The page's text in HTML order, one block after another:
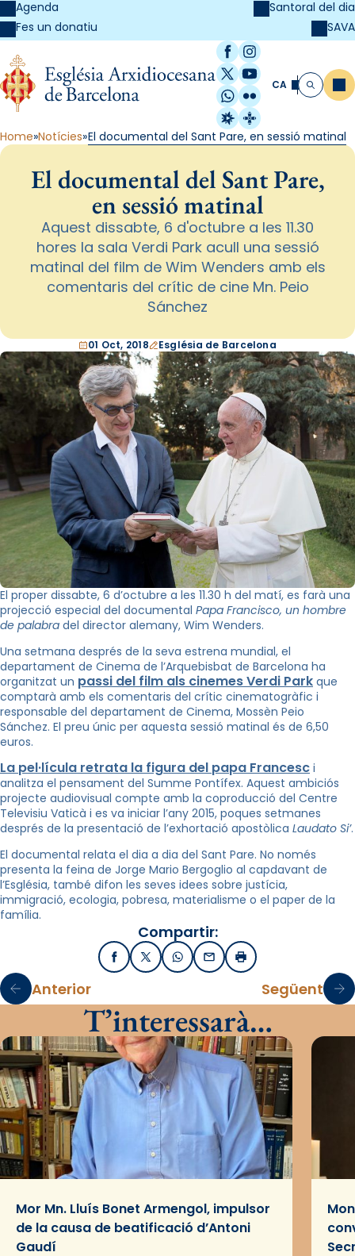
Agenda
Fes un donatiu
Santoral del dia
SAVA
Facebook
Instagram
X / Twitter
YouTube
WhatsApp
Flickr
Radio Estel
Catalunya
CA Cerca
Home Notícies El documental del Sant Pare, en sessió matinal
El documental del Sant Pare,
en sessió matinal
Aquest dissabte, 6 d'octubre a les 11.30
hores la sala Verdi Park acull una sessió
matinal del film de Wim Wenders amb els
comentaris del crític de cine Mn. Peio
Sánchez
01 Oct, 2018 Església de Barcelona
El proper dissabte, 6 d’octubre a les 11.30 h del matí, es farà una
projecció especial del documental Papa Francisco, un hombre
de palabra del director alemany, Wim Wenders.
Una setmana després de la seva estrena mundial, el
departament de Cinema de l’Arquebisbat de Barcelona ha
organitzat un passi del film als cinemes Verdi Park que
comptarà amb els comentaris del crític cinematogràfic i
responsable del departament de Cinema, Mossèn Peio
Sánchez. El preu únic per aquesta sessió matinal és de 6,50
euros.
La pel·lícula retrata la figura del papa Francesc i
analitza el pensament del Summe Pontífex. Aquest ambiciós
projecte audiovisual compte amb la coproducció del Centre
Televisiu Vaticà i es va iniciar l’any 2015, poques setmanes
després de la presentació de l’exhortació apostòlica Laudato Si’.
El documental relata el dia a dia del Sant Pare. No només
presenta la feina de Jorge Mario Bergoglio al capdavant de
l’Església, també difon les seves idees sobre justícia,
immigració, ecologia, pobresa, materialisme o el paper de la
família.
Compartir:
FacebookX / TwitterWhatsApp
EmailImprimir
Anterior Següent
T’interessarà…
Mor Mn. Lluís Bonet Armengol, impulsor
de la causa de beatificació d’Antoni
Gaudí